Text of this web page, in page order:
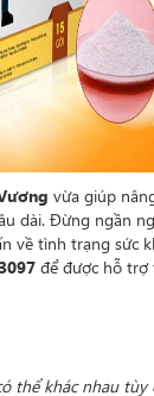
vừa giúp
dài. Đừng ngần
về tình trạng sức
để được hỗ
thể khác nhau